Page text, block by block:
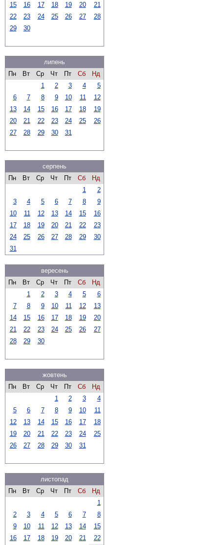
15
16 17 18 19 20
21
22
23 24 25 26 27
28
29
30
липень
Пн
Вт Ср Чт Пт Сб
Нд
1
2 3 4
5
6
7 8 9 10 11
12
13
14 15 16 17 18
19
20
21 22 23 24 25
26
27
28 29 30 31
серпень
Пн
Вт Ср Чт Пт Сб
Нд
1
2
3
4 5 6 7 8
9
10
11 12 13 14 15
16
17
18 19 20 21 22
23
24
25 26 27 28 29
30
31
вересень
Пн
Вт Ср Чт Пт Сб
Нд
1
2 3 4 5
6
7
8 9 10 11 12
13
14
15 16 17 18 19
20
21
22 23 24 25 26
27
28
29 30
жовтень
Пн
Вт Ср Чт Пт Сб
Нд
1
2 3
4
5
6 7 8 9 10
11
12
13 14 15 16 17
18
19
20 21 22 23 24
25
26
27 28 29 30 31
листопад
Пн
Вт Ср Чт Пт Сб
Нд
1
2
3 4 5 6 7
8
9
10 11 12 13 14
15
16
17 18 19 20 21 22